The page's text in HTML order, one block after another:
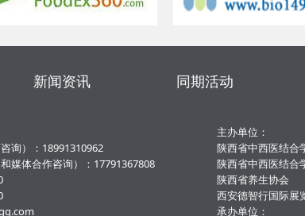
新闻资讯 同期活动
询）：18991310962
媒体合作咨询）：17791367808
主办单位：
陕西省中西医结合
陕西省中西医结合
陕西省养生协会
西安德智行国际展
承办单位：